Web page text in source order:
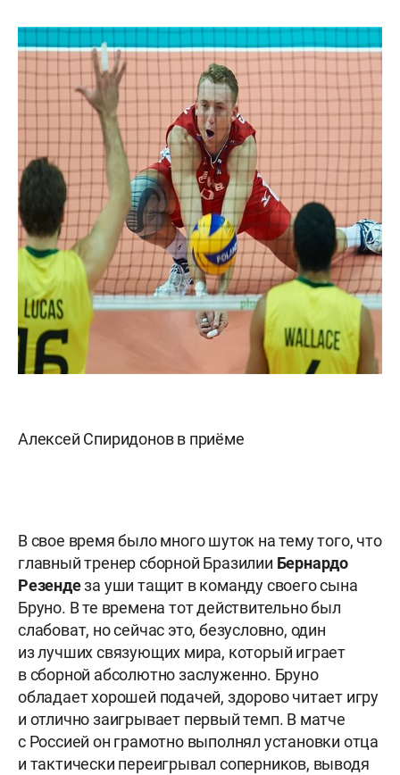
Алексей Спиридонов в приёме
В свое время было много шуток на тему того, что
главный тренер сборной Бразилии Бернардо
Резендеза уши тащит в команду своего сына
Бруно. В те времена тот действительно был
слабоват, но сейчас это, безусловно, один
из лучших связующих мира, который играет
в сборной абсолютно заслуженно. Бруно
обладает хорошей подачей, здорово читает игру
и отлично заигрывает первый темп. В матче
с Россией он грамотно выполнял установки отца
и тактически переигрывал соперников, выводя